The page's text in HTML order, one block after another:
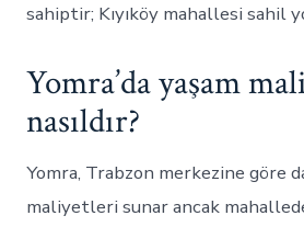
sahiptir; Kıyıköy mahallesi sahil
Yomra’da yaşam
nasıldır?
Yomra, Trabzon merkezine göre
maliyetleri sunar ancak